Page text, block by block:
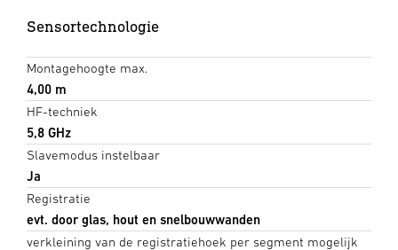
Sensortechnologie
Montagehoogte max.
4,00 m
HF-techniek
5,8 GHz
Slavemodus instelbaar
Ja
Registratie
evt. door glas, hout en snelbouwwanden
verkleining van de registratiehoek per segment mogelijk